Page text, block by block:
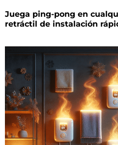
Juega ping-pong en
retráctil de instalación